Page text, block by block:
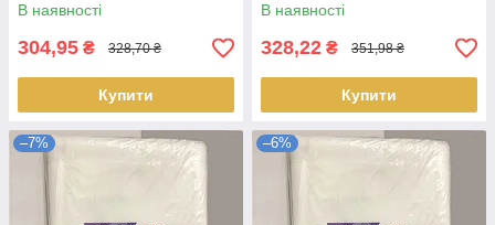
В наявності
304,95 ₴ 328,70 ₴
Купити
В наявності
328,22 ₴ 351,98 ₴
Купити
–7% –6%